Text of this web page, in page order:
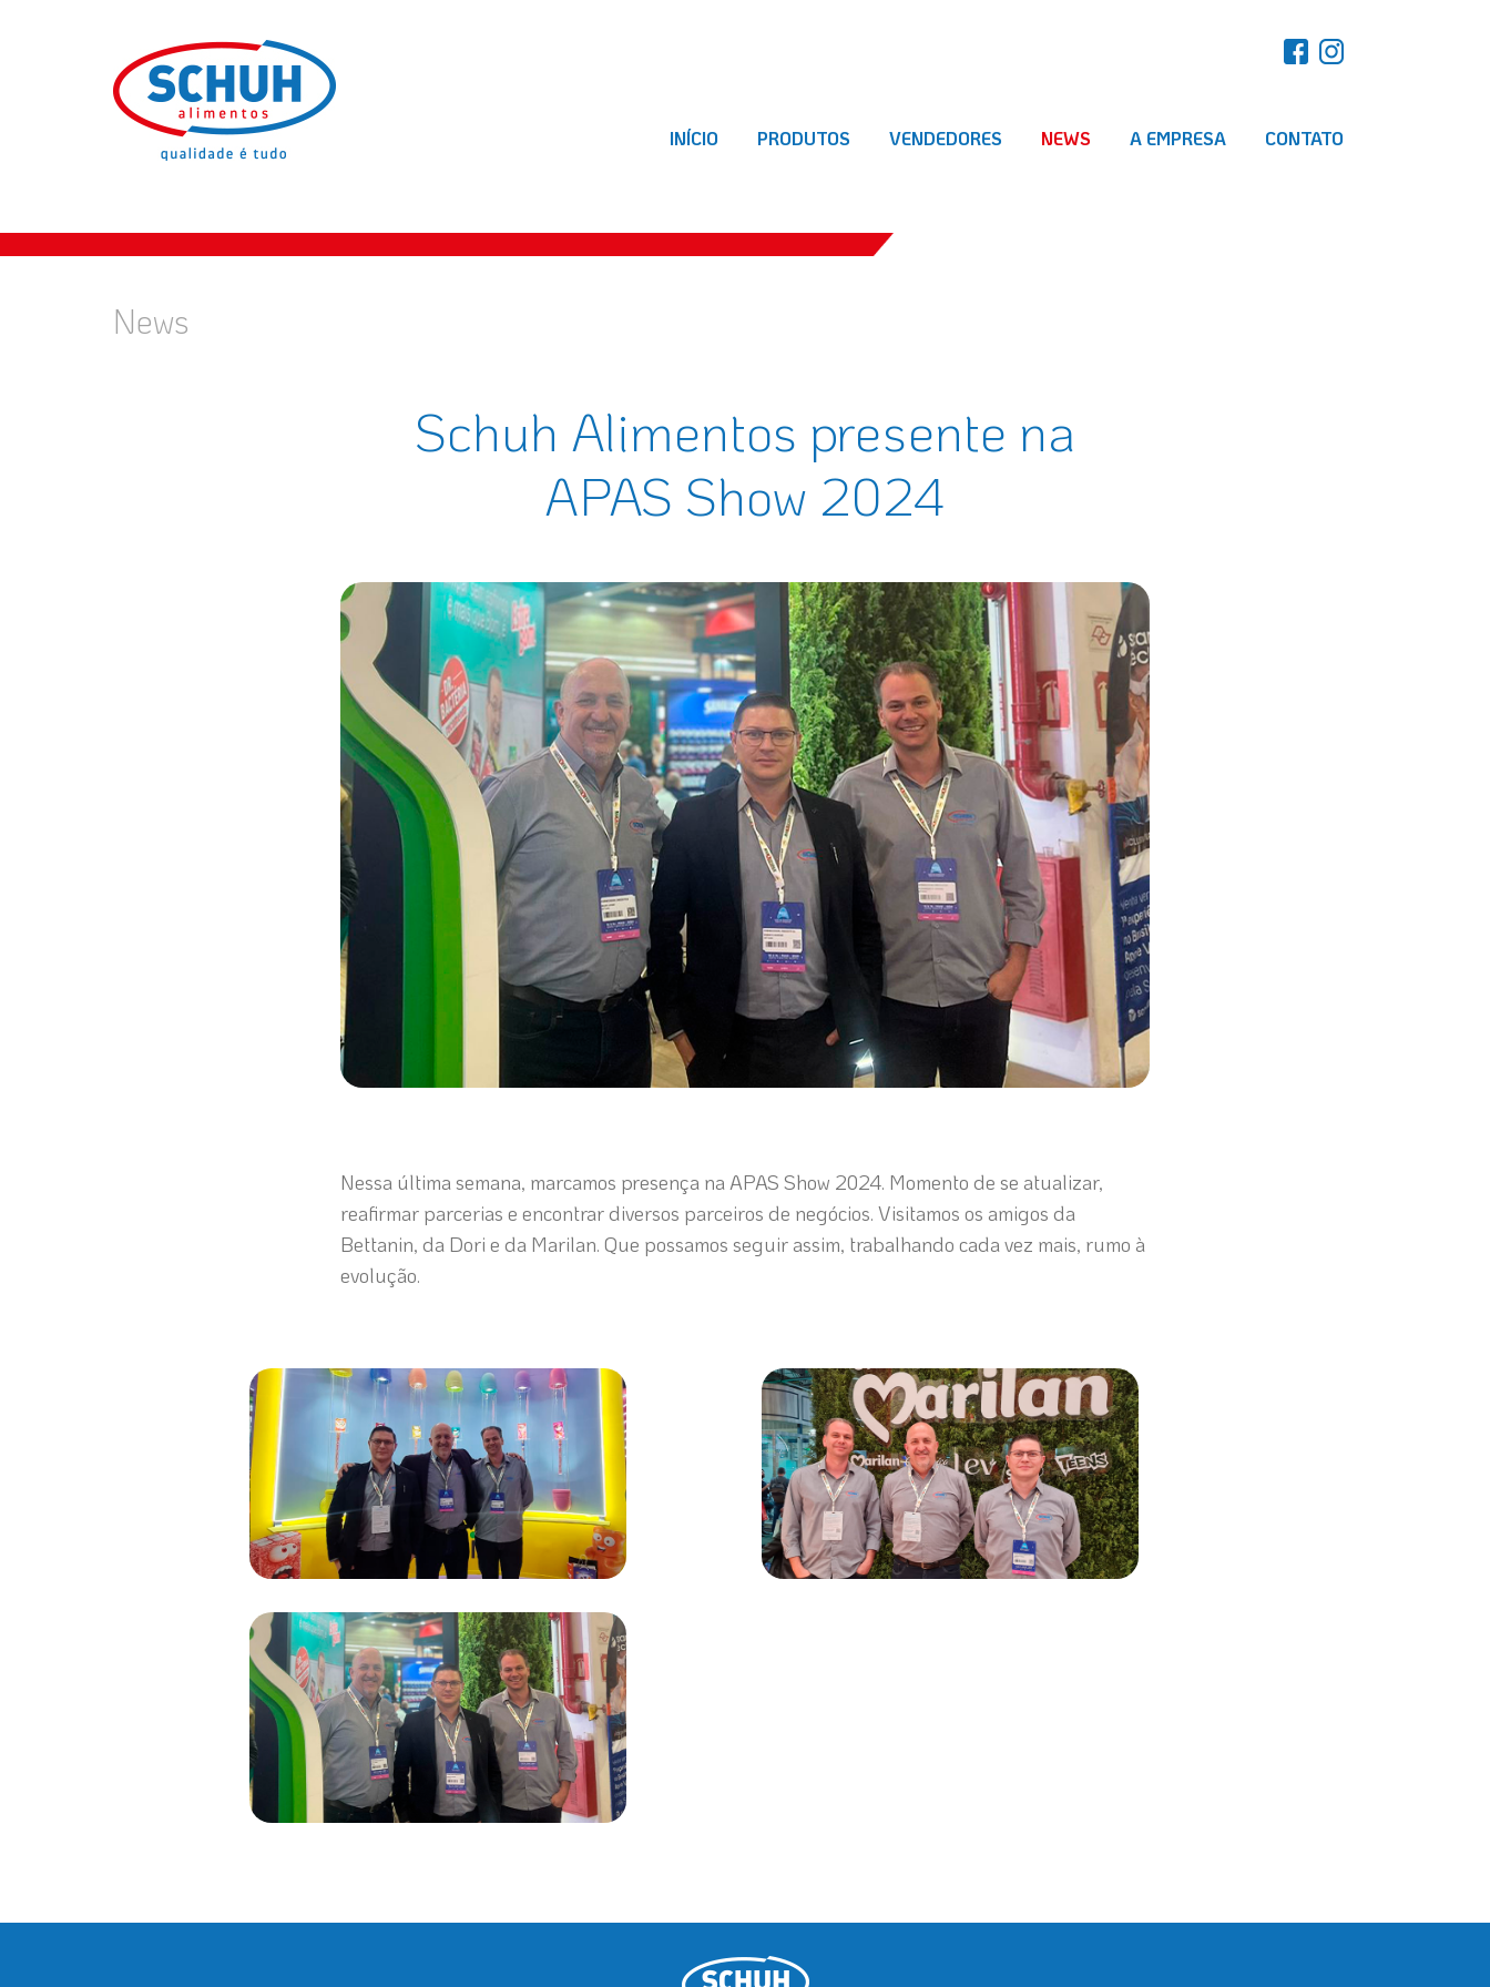
INÍCIO PRODUTOS VENDEDORES NEWS A EMPRESA CONTATO
News
Schuh Alimentos presente na
APAS Show 2024
Nessa última semana, marcamos presença na APAS Show 2024. Momento de se atualizar,
reafirmar parcerias e encontrar diversos parceiros de negócios. Visitamos os amigos da
Bettanin, da Dori e da Marilan. Que possamos seguir assim, trabalhando cada vez mais, rumo à
evolução.